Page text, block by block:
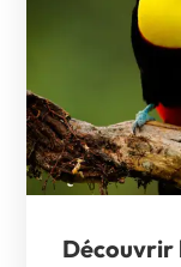
Découvrir